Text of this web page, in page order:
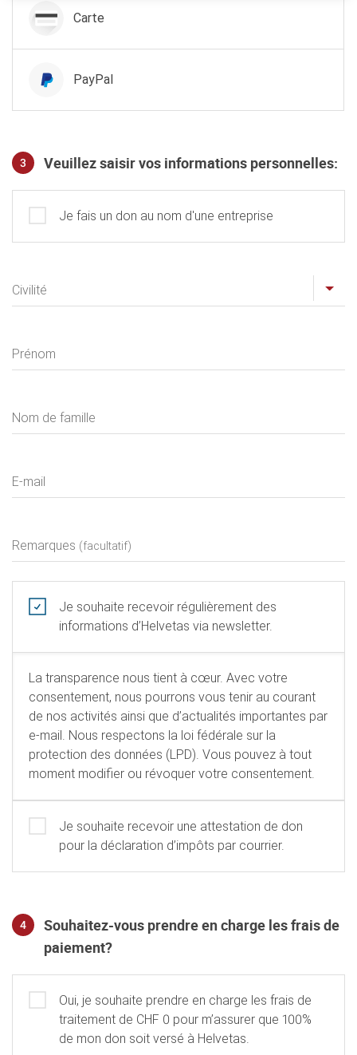
Carte
PayPal
3 Veuillez saisir vos informations personnelles:
Je fais un don au nom d'une entreprise
Civilité
Prénom
Nom de famille
E-mail
Remarques (facultatif)
Je souhaite recevoir régulièrement des
informations d’Helvetas via newsletter.
La transparence nous tient à cœur. Avec votre
consentement, nous pourrons vous tenir au courant
de nos activités ainsi que d’actualités importantes par
e-mail. Nous respectons la loi fédérale sur la
protection des données (LPD). Vous pouvez à tout
moment modifier ou révoquer votre consentement.
Je souhaite recevoir une attestation de don
pour la déclaration d’impôts par courrier.
4
Souhaitez-vous prendre en charge les frais de
paiement?
Oui, je souhaite prendre en charge les frais de
traitement de CHF 0 pour m’assurer que 100%
de mon don soit versé à Helvetas.